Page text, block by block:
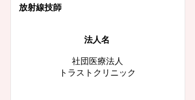
放射線技師
法人名
社団医療法人
トラストクリニック